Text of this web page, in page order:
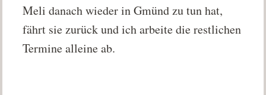
Meli danach wieder in Gmünd zu tun hat,
fährt sie zurück und ich arbeite die restlichen
Termine alleine ab.